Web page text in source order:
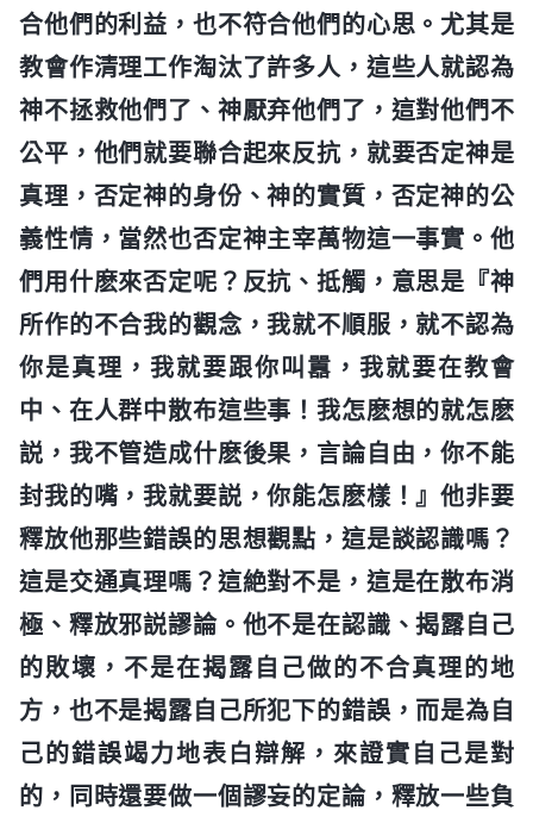
合他們的利益，也不符合他們的心思。尤其是
教會作清理工作淘汰了許多人，這些人就認為
神不拯救他們了、神厭弃他們了，這對他們不
公平，他們就要聯合起來反抗，就要否定神是
真理，否定神的身份、神的實質，否定神的公
義性情，當然也否定神主宰萬物這一事實。他
們用什麽來否定呢？反抗、抵觸，意思是『神
所作的不合我的觀念，我就不順服，就不認為
你是真理，我就要跟你叫囂，我就要在教會
中、在人群中散布這些事！我怎麽想的就怎麽
説，我不管造成什麽後果，言論自由，你不能
封我的嘴，我就要説，你能怎麽樣！』他非要
釋放他那些錯誤的思想觀點，這是談認識嗎？
這是交通真理嗎？這絶對不是，這是在散布消
極、釋放邪説謬論。他不是在認識、揭露自己
的敗壞，不是在揭露自己做的不合真理的地
方，也不是揭露自己所犯下的錯誤，而是為自
己的錯誤竭力地表白辯解，來證實自己是對
的，同時還要做一個謬妄的定論，釋放一些負